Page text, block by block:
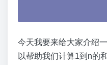
今天我要来给大家介绍
以帮助我们计算1到n的